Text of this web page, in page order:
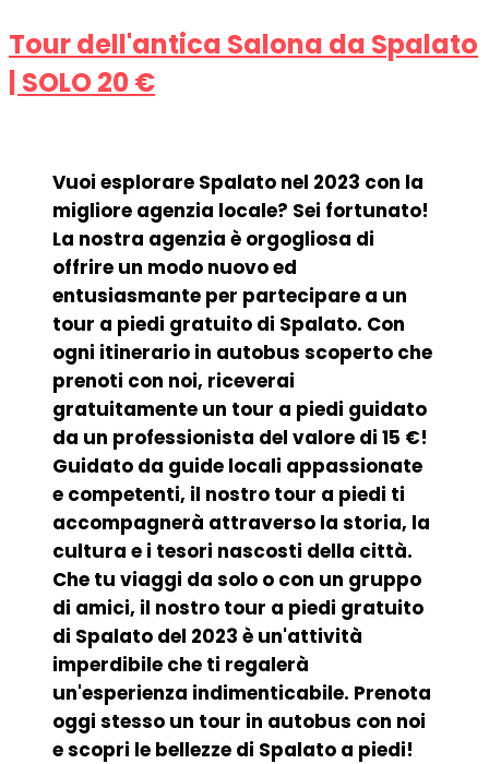
Tour dell'antica Salona da Spalato
| SOLO 20 €
Vuoi esplorare Spalato nel 2023 con la
migliore agenzia locale? Sei fortunato!
La nostra agenzia è orgogliosa di
offrire un modo nuovo ed
entusiasmante per partecipare a un
tour a piedi gratuito di Spalato. Con
ogni itinerario in autobus scoperto che
prenoti con noi, riceverai
gratuitamente un tour a piedi guidato
da un professionista del valore di 15 €!
Guidato da guide locali appassionate
e competenti, il nostro tour a piedi ti
accompagnerà attraverso la storia, la
cultura e i tesori nascosti della città.
Che tu viaggi da solo o con un gruppo
di amici, il nostro tour a piedi gratuito
di Spalato del 2023 è un'attività
imperdibile che ti regalerà
un'esperienza indimenticabile. Prenota
oggi stesso un tour in autobus con noi
e scopri le bellezze di Spalato a piedi!